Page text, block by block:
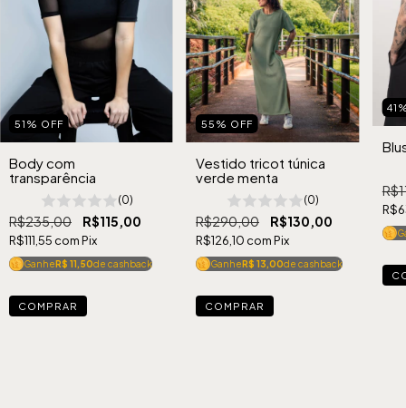
51 % OFF
Body com
transparência
(0)
R$235,00 R$115,00
R$111,55 comPix
Ganhe R$ 11,50de cashback
COMPRAR
55 % OFF
Vestido tricot túnica
verde menta
(0)
R$290,00 R$130,00
R$126,10 comPix
Ganhe R$ 13,00de cashback
COMPRAR
41